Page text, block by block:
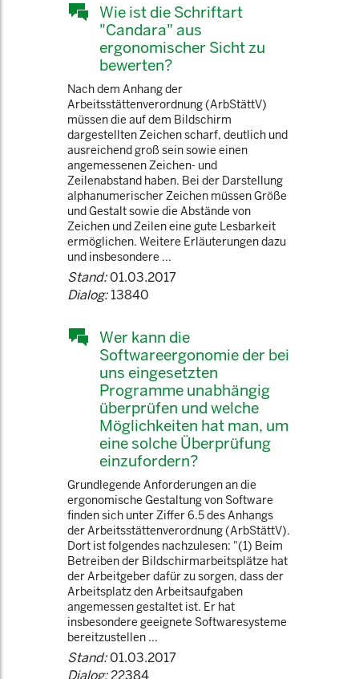
Wie ist die Schriftart
"Candara" aus
ergonomischer Sicht zu
bewerten?
Nach dem Anhang der
Arbeitsstättenverordnung (ArbStättV)
müssen die auf dem Bildschirm
dargestellten Zeichen scharf, deutlich und
ausreichend groß sein sowie einen
angemessenen Zeichen- und
Zeilenabstand haben. Bei der Darstellung
alphanumerischer Zeichen müssen Größe
und Gestalt sowie die Abstände von
Zeichen und Zeilen eine gute Lesbarkeit
ermöglichen. Weitere Erläuterungen dazu
und insbesondere ...
Stand:01.03.2017
Dialog:13840
Wer kann die
Softwareergonomie der bei
uns eingesetzten
Programme unabhängig
überprüfen und welche
Möglichkeiten hat man, um
eine solche Überprüfung
einzufordern?
Grundlegende Anforderungen an die
ergonomische Gestaltung von Software
finden sich unter Ziffer 6.5 des Anhangs
der Arbeitsstättenverordnung (ArbStättV).
Dort ist folgendes nachzulesen: "(1) Beim
Betreiben der Bildschirmarbeitsplätze hat
der Arbeitgeber dafür zu sorgen, dass der
Arbeitsplatz den Arbeitsaufgaben
angemessen gestaltet ist. Er hat
insbesondere geeignete Softwaresysteme
bereitzustellen ...
Stand:01.03.2017
Dialog:22384